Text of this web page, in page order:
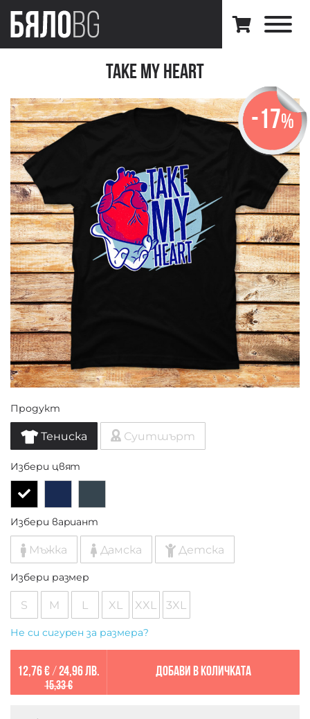
Take my Heart
-17%
Продукт
Тениска Суитшърт
Избери цвят
Избери вариант
Мъжка Дамска Детска
Избери размер
S M L XL XXL 3XL
Не си сигурен за размера?
12,76 €/ 24,96 лв.
15,33 €
Добави в количката